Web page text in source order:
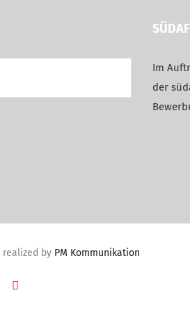
Im
der
realized by PM Kommunikation